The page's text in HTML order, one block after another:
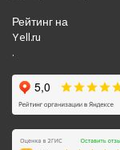
Рейтинг на
Yell.ru
.